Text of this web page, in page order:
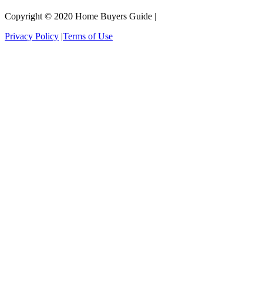
Copyright © 2020 Home Buyers Guide |
Privacy Policy |Terms of Use